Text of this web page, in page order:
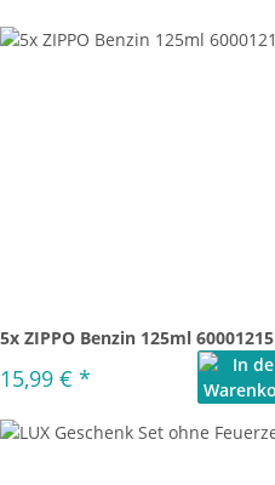
5x ZIPPO Benzin 125ml 60001215
15,99 € *